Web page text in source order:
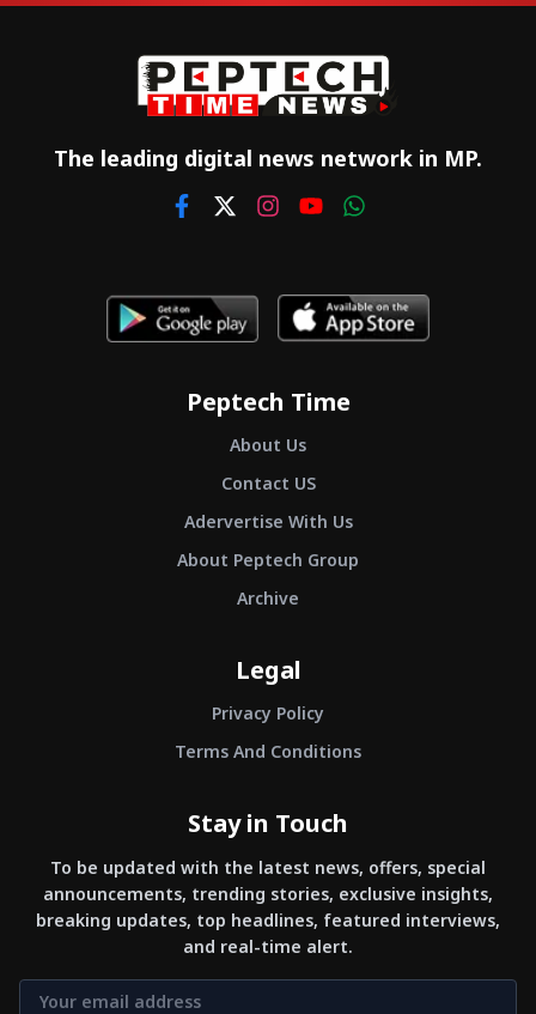
The leading digital news network in MP.
Peptech Time
About Us
Contact US
Adervertise With Us
About Peptech Group
Archive
Legal
Privacy Policy
Terms And Conditions
Stay in Touch
To be updated with the latest news, offers, special
announcements, trending stories, exclusive insights,
breaking updates, top headlines, featured interviews,
and real-time alert.